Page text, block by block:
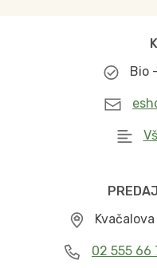
Bio
Kvačalova
02 555 66